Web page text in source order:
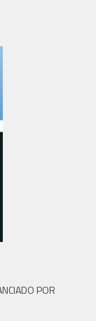
POR